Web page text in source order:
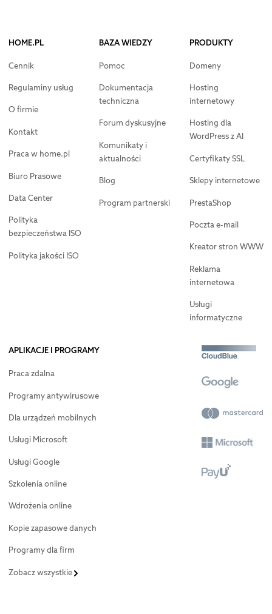
HOME.PL
Cennik
Regulaminy usług
O firmie
Kontakt
Praca w home.pl
Biuro Prasowe
Data Center
Polityka
bezpieczeństwa ISO
Polityka jakości ISO
BAZA WIEDZY
Pomoc
Dokumentacja
techniczna
Forum dyskusyjne
Komunikaty i
aktualności
Blog
Program partnerski
PRODUKTY
Domeny
Hosting
internetowy
Hosting dla
WordPress z AI
Certyfikaty SSL
Sklepy internetowe
PrestaShop
Poczta e-mail
Kreator stron WWW
Reklama
internetowa
Usługi
informatyczne
APLIKACJE I PROGRAMY
Praca zdalna
Programy antywirusowe
Dla urządzeń mobilnych
Usługi Microsoft
Usługi Google
Szkolenia online
Wdrożenia online
Kopie zapasowe danych
Programy dla firm
Zobacz wszystkie